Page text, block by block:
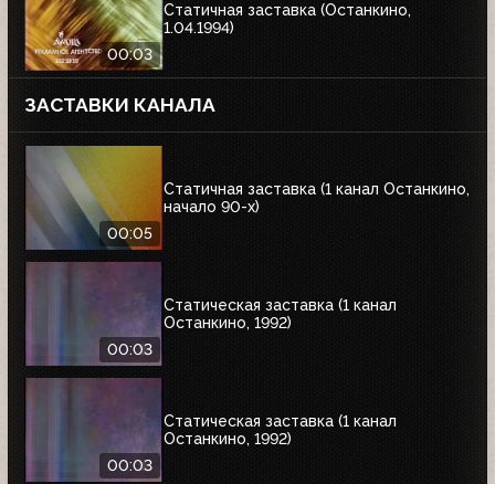
00:03
Статичная заставка (Останкино,
1.04.1994)
ЗАСТАВКИ КАНАЛА
00:05
Статичная заставка (1 канал Останкино,
начало 90-х)
00:03
Статическая заставка (1 канал
Останкино, 1992)
00:03
Статическая заставка (1 канал
Останкино, 1992)